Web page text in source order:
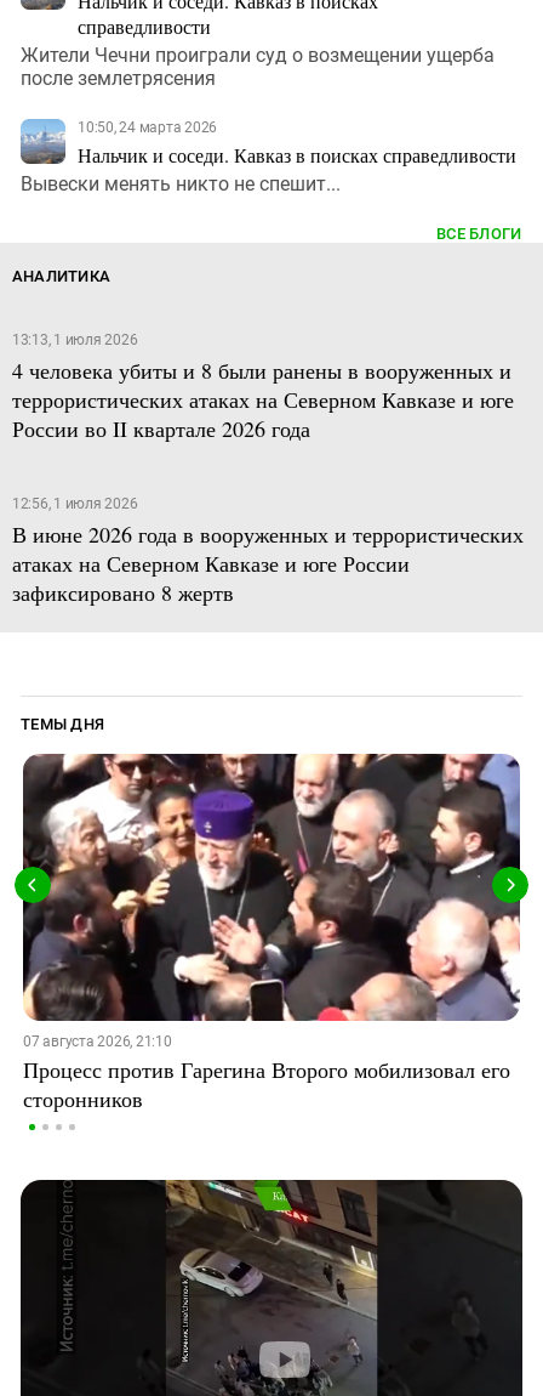
справедливости
Жители Чечни проиграли суд о возмещении ущерба
после землетрясения
10:50, 24 марта 2026
Нальчик и соседи. Кавказ в поисках справедливости
Вывески менять никто не спешит...
ВСЕ БЛОГИ
АНАЛИТИКА
13:13, 1 июля 2026
4 человека убиты и 8 были ранены в вооруженных и
террористических атаках на Северном Кавказе и юге
России во II квартале 2026 года
12:56, 1 июля 2026
В июне 2026 года в вооруженных и террористических
атаках на Северном Кавказе и юге России
зафиксировано 8 жертв
ТЕМЫ ДНЯ
07 августа 2026, 21:10
Процесс против Гарегина Второго мобилизовал его
сторонников